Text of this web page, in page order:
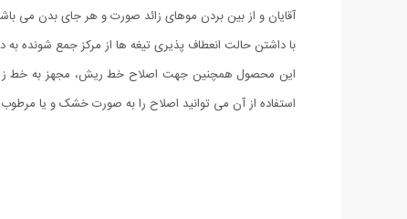
با داشتن حالت انعطاف پذیری تیغه ها از مرکز جمع شونده
استفاده از آن می توانید اصلاح را به صورت خشک و یا مرطوب